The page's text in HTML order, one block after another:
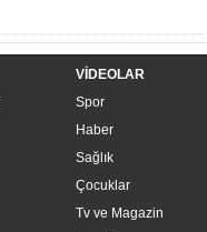
VİDEOLAR
Spor
Haber
Sağlık
Çocuklar
Tv ve Magazin